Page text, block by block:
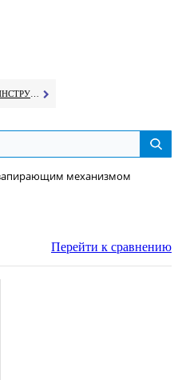
механизмом
Перейти к сравнению